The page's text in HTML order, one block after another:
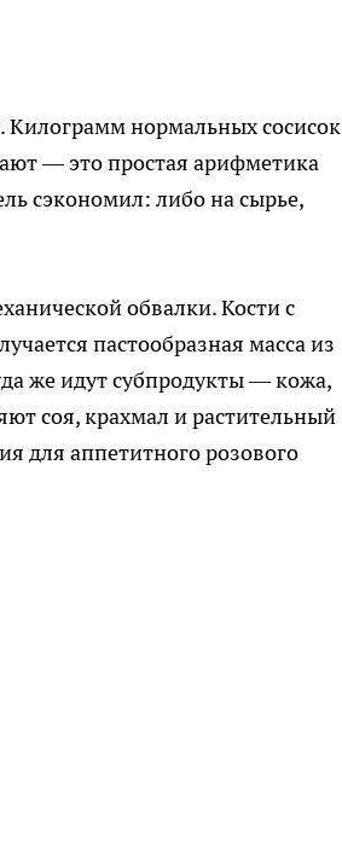
Килограмм нормальных сосисок
— это простая арифметика
сэкономил: либо на сырье,
обвалки. Кости с
пастообразная масса из
же идут субпродукты — кожа,
соя, крахмал и растительный
для аппетитного розового